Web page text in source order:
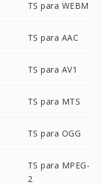
TS para WEBM
TS para AAC
TS para AV1
TS para MTS
TS para OGG
TS para MPEG-
2